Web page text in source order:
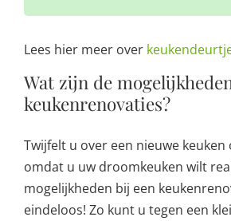
Lees hier meer over
Wat zijn de
keukenrenovaties?
Twijfelt u over een nieuwe
omdat u uw droomkeuken wilt
mogelijkheden bij een
eindeloos! Zo kunt u tegen een